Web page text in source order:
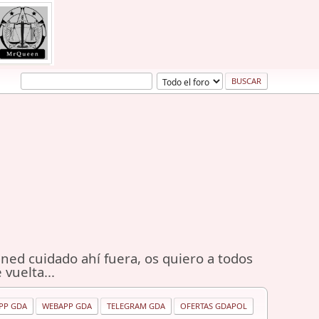
cuidado ahí fuera, os quiero a todos
vuelta...
GDA WEBAPP GDA TELEGRAM GDA OFERTAS GDAPOL